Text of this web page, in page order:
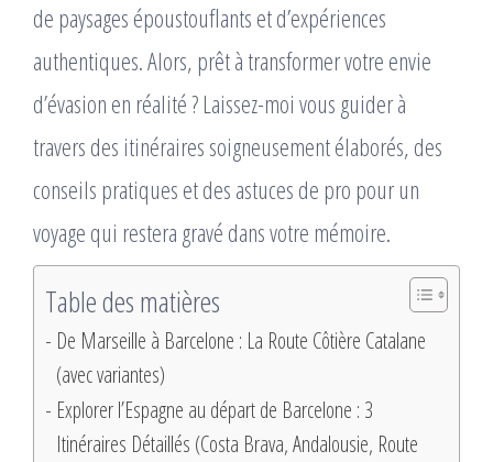
de paysages époustouflants et d’expériences
authentiques. Alors, prêt à transformer votre envie
d’évasion en réalité ? Laissez-moi vous guider à
travers des itinéraires soigneusement élaborés, des
conseils pratiques et des astuces de pro pour un
voyage qui restera gravé dans votre mémoire.
Table des matières
De Marseille à Barcelone : La Route Côtière Catalane
(avec variantes)
Explorer l’Espagne au départ de Barcelone : 3
Itinéraires Détaillés (Costa Brava, Andalousie, Route